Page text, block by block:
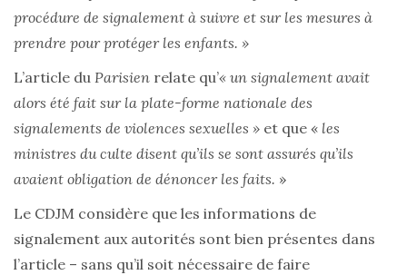
procédure de signalement à suivre et sur les mesures à
prendre pour protéger les enfants. »
L’article du Parisien relate qu’« un signalement avait
alors été fait sur la plate-forme nationale des
signalements de violences sexuelles » et que « les
ministres du culte disent qu’ils se sont assurés qu’ils
avaient obligation de dénoncer les faits. »
Le CDJM considère que les informations de
signalement aux autorités sont bien présentes dans
l’article – sans qu’il soit nécessaire de faire